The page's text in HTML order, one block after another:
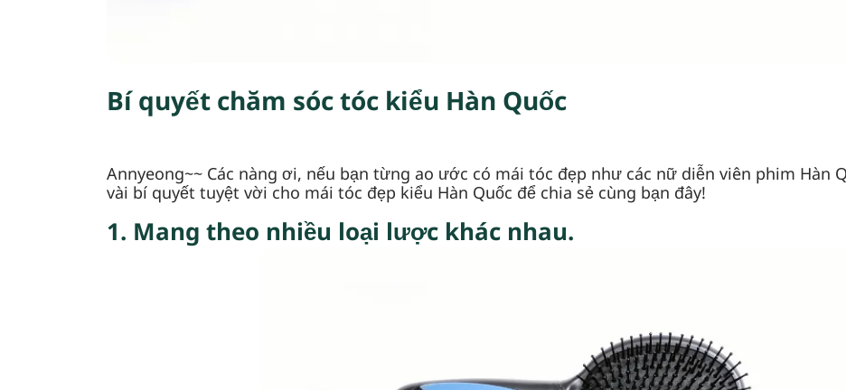
Bí quyết chăm sóc tóc kiểu Hàn Quốc
Annyeong~~ Các nàng ơi, nếu bạn từng ao ước có mái tóc đẹp như các nữ diễn viên phim Hàn
vài bí quyết tuyệt vời cho mái tóc đẹp kiểu Hàn Quốc để chia sẻ cùng bạn đây!
1. Mang theo nhiều loại lược khác nhau.